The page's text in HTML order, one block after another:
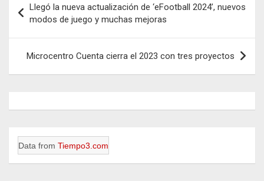
de
entradas
Llegó la nueva actualización de ‘eFootball 2024’, nuevos
modos de juego y muchas mejoras
Microcentro Cuenta cierra el 2023 con tres proyectos
Data from Tiempo3.com